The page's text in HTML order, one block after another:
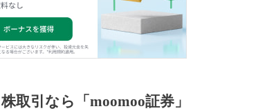
株取引なら「moomoo証券」